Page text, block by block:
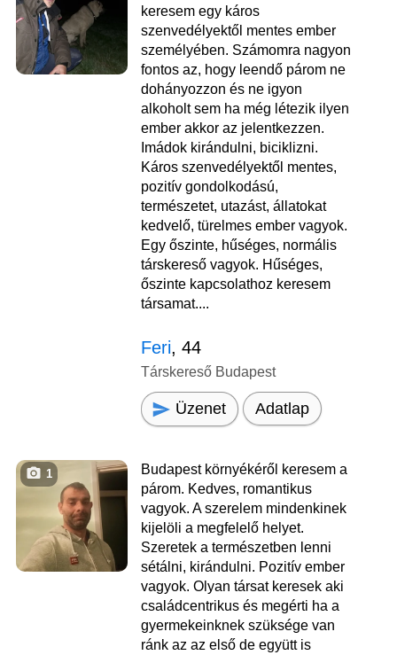
keresem egy káros
szenvedélyektől mentes ember
személyében. Számomra nagyon
fontos az, hogy leendő párom ne
dohányozzon és ne igyon
alkoholt sem ha még létezik ilyen
ember akkor az jelentkezzen.
Imádok kirándulni, biciklizni.
Káros szenvedélyektől mentes,
pozitív gondolkodású,
természetet, utazást, állatokat
kedvelő, türelmes ember vagyok.
Egy őszinte, hűséges, normális
társkereső vagyok. Hűséges,
őszinte kapcsolathoz keresem
társamat....
Feri, 44
Társkereső Budapest
Üzenet Adatlap
1
Budapest környékéről keresem a
párom. Kedves, romantikus
vagyok. A szerelem mindenkinek
kijelöli a megfelelő helyet.
Szeretek a természetben lenni
sétálni, kirándulni. Pozitív ember
vagyok. Olyan társat keresek aki
családcentrikus és megérti ha a
gyermekeinknek szüksége van
ránk az az első de együtt is